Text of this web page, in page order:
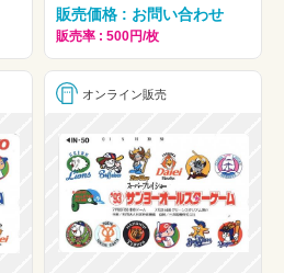
販売価格 : お問い合わせ
販売率 : 500円/枚
オンライン販売